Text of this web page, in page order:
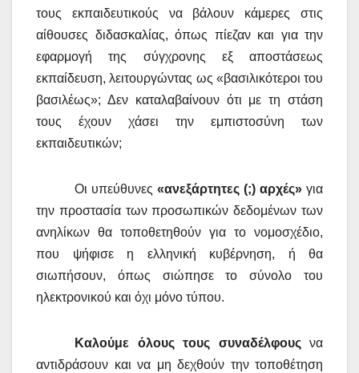
τους εκπαιδευτικούς να βάλουν κάμερες στις
αίθουσες διδασκαλίας, όπως πίεζαν και για την
εφαρμογή της σύγχρονης εξ αποστάσεως
εκπαίδευση, λειτουργώντας ως «βασιλικότεροι του
βασιλέως»; Δεν καταλαβαίνουν ότι με τη στάση
τους έχουν χάσει την εμπιστοσύνη των
εκπαιδευτικών;
Οι υπεύθυνες «ανεξάρτητες (;) αρχές» για
την προστασία των προσωπικών δεδομένων των
ανηλίκων θα τοποθετηθούν για το νομοσχέδιο,
που ψήφισε η ελληνική κυβέρνηση, ή θα
σιωπήσουν, όπως σιώπησε το σύνολο του
ηλεκτρονικού και όχι μόνο τύπου.
Καλούμε όλους τους συναδέλφουςνα
αντιδράσουν και να μη δεχθούν την τοποθέτηση